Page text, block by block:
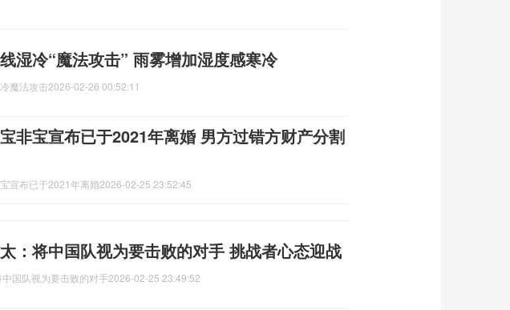
湿冷“魔法攻击” 雨雾增加湿度感寒冷
魔法攻击2026-02-26 00:52:11
非宝宣布已于2021年离婚 男方过错方财产分割
宣布已于2021年离婚2026-02-25 23:52:45
：将中国队视为要击败的对手 挑战者心态迎战
国队视为要击败的对手2026-02-25 23:49:52